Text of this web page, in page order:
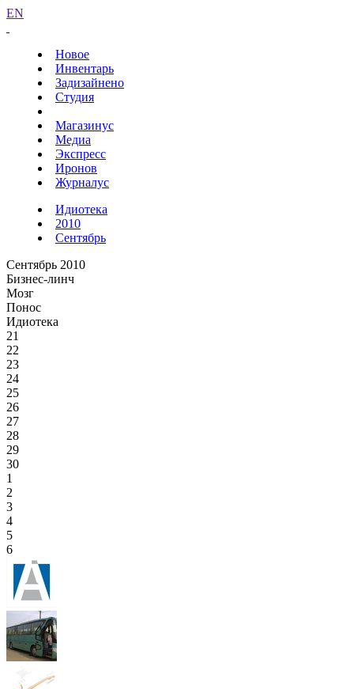
EN
Новое
Инвентарь
Задизайнено
Студия
Магазинус
Медиа
Экспресс
Иронов
Журналус
Идиотека
2010
Сентябрь
Сентябрь 2010
Бизнес-линч
Мозг
Понос
Идиотека
21
22
23
24
25
26
27
28
29
30
1
2
3
4
5
6